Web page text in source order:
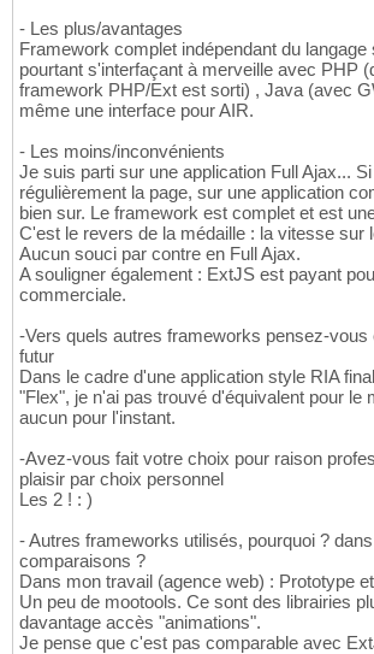
- Les plus/avantages
Framework complet indépendant du langage
pourtant s'interfaçant à merveille avec PHP
framework PHP/Ext est sorti) , Java (avec
même une interface pour AIR.
- Les moins/inconvénients
Je suis parti sur une application Full Ajax...
régulièrement la page, sur une application
bien sur. Le framework est complet et est
C'est le revers de la médaille : la vitesse sur
Aucun souci par contre en Full Ajax.
A souligner également : ExtJS est payant
commerciale.
-Vers quels autres frameworks pensez-vous
futur
Dans le cadre d'une application style RIA
"Flex", je n'ai pas trouvé d'équivalent pour le
aucun pour l'instant.
-Avez-vous fait votre choix pour raison
plaisir par choix personnel
Les 2 ! : )
- Autres frameworks utilisés, pourquoi ?
comparaisons ?
Dans mon travail (agence web) : Prototype
Un peu de mootools. Ce sont des librairies
davantage accès "animations".
Je pense que c'est pas comparable avec